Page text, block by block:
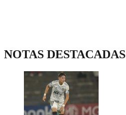
NOTAS DESTACADAS